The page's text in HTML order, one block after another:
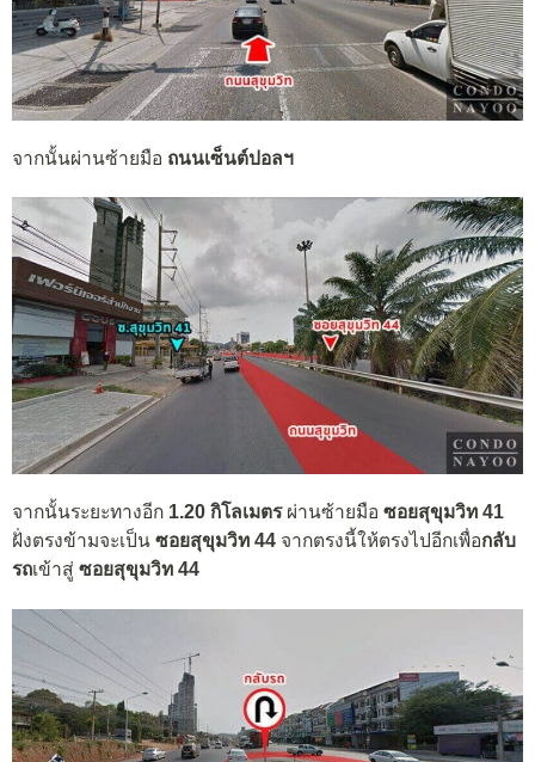
จากนั้นผ่านซ้ายมือ ถนนเซ็นต์ปอลฯ
จากนั้นระยะทางอีก 1.20 กิโลเมตร ผ่านซ้ายมือ ซอยสุขุมวิท 41
ฝั่งตรงข้ามจะเป็น ซอยสุขุมวิท 44 จากตรงนี้ให้ตรงไปอีกเพื่อกลับ
รถเข้าสู่ ซอยสุขุมวิท 44